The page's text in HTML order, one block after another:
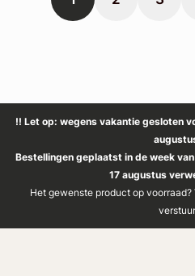
!! Let op: wegens vakantie gesloten
Bestellingen geplaatst in de week
17 augustus
Het gewenste product op